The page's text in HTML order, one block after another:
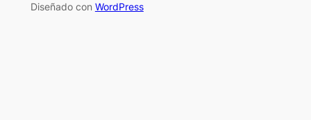
Diseñado con WordPress